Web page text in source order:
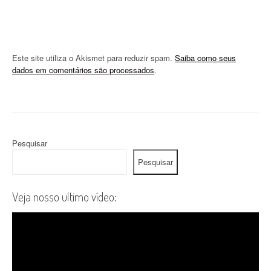
Este site utiliza o Akismet para reduzir spam. Saiba como seus
dados em comentários são processados.
Pesquisar
Pesquisar
Veja nosso ultimo vídeo: